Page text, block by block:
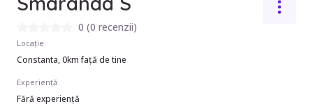
0 (0 recenzii)
Locație
Constanta, 0km față de tine
Experiență
Fără experiență